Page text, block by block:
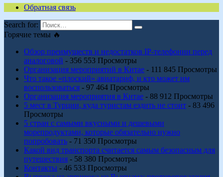
Обратная связь
Search for:
Горячие темы 🔥
Обзор преимуществ и недостатков IP-телефонии перед
аналоговой - 356 553 Просмотры
Организация мероприятий в Китае - 111 845 Просмотры
Что такое «плоский» авиатариф, и кто может им
воспользоваться - 97 464 Просмотры
Организация мероприятия в Китае - 88 912 Просмотры
5 мест в Турции, куда туристам ездить не стоит - 83 496
Просмотры
5 стран с самыми вкусными и дешевыми
морепродуктами, которые обязательно нужно
попробовать - 71 350 Просмотры
Какой вид транспорта считается самым безопасным для
путешествия - 58 380 Просмотры
Контакты - 46 533 Просмотры